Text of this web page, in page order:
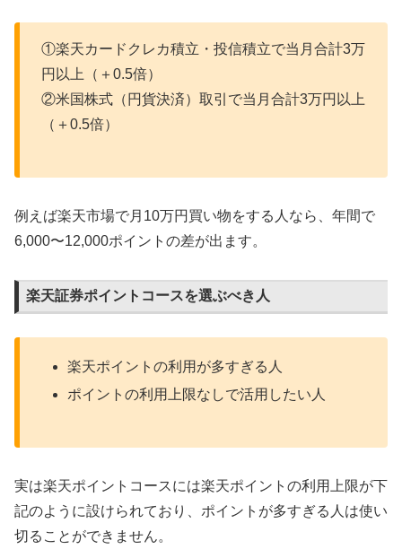
①楽天カードクレカ積立・投信積立で当月合計3万
円以上（＋0.5倍）
②米国株式（円貨決済）取引で当月合計3万円以上
（＋0.5倍）
例えば楽天市場で月10万円買い物をする人なら、年間で
6,000〜12,000ポイントの差が出ます。
楽天証券ポイントコースを選ぶべき人
楽天ポイントの利用が多すぎる人
ポイントの利用上限なしで活用したい人
実は楽天ポイントコースには楽天ポイントの利用上限が下
記のように設けられており、ポイントが多すぎる人は使い
切ることができません。